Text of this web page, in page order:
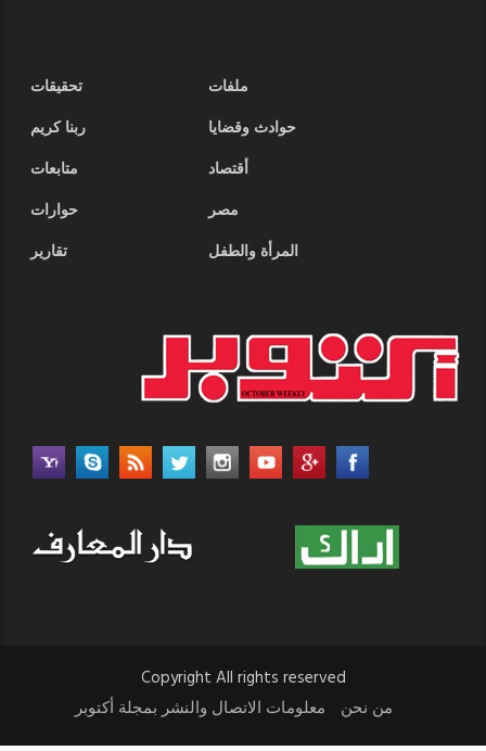
ملفات
تحقيقات
حوادث وقضايا
ربنا كريم
أقتصاد
متابعات
مصر
حوارات
المرأة والطفل
تقارير
Copyright All rights reserved
من نحن
معلومات الاتصال والنشر بمجلة أكتوبر